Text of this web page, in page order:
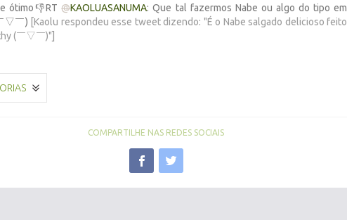
ótimo👎RT@KAOLUASANUMA: Que tal fazermos Nabe ou algo do tipo em
▽￣) [Kaolu respondeu esse tweet dizendo: "É o Nabe salgado delicioso feito
(￣▽￣)"]
COMPARTILHE NAS REDES SOCIAIS